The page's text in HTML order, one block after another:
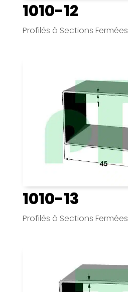
1010-12
Profilés à Sections Fermées
1010-13
Profilés à Sections Fermées